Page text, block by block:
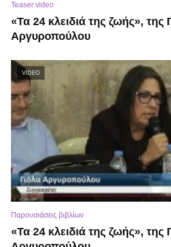
Teaser video
«Τα 24 κλειδιά της ζωής», της
Αργυροπούλου
VIDEO
Παρουσιάσεις βιβλίων
«Τα 24 κλειδιά της ζωής», της